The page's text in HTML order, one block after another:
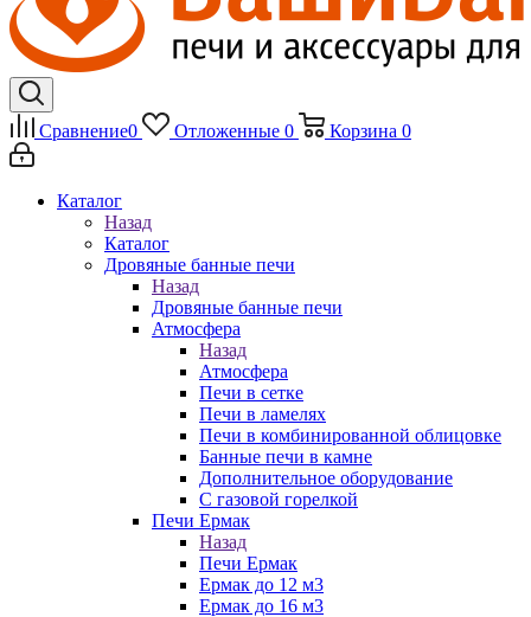
Сравнение0 Отложенные 0 Корзина 0
Каталог
Назад
Каталог
Дровяные банные печи
Назад
Дровяные банные печи
Атмосфера
Назад
Атмосфера
Печи в сетке
Печи в ламелях
Печи в комбинированной облицовке
Банные печи в камне
Дополнительное оборудование
С газовой горелкой
Печи Ермак
Назад
Печи Ермак
Ермак до 12 м3
Ермак до 16 м3